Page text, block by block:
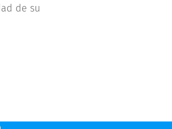
de su